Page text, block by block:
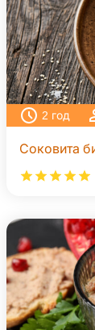
2 год
Соковита